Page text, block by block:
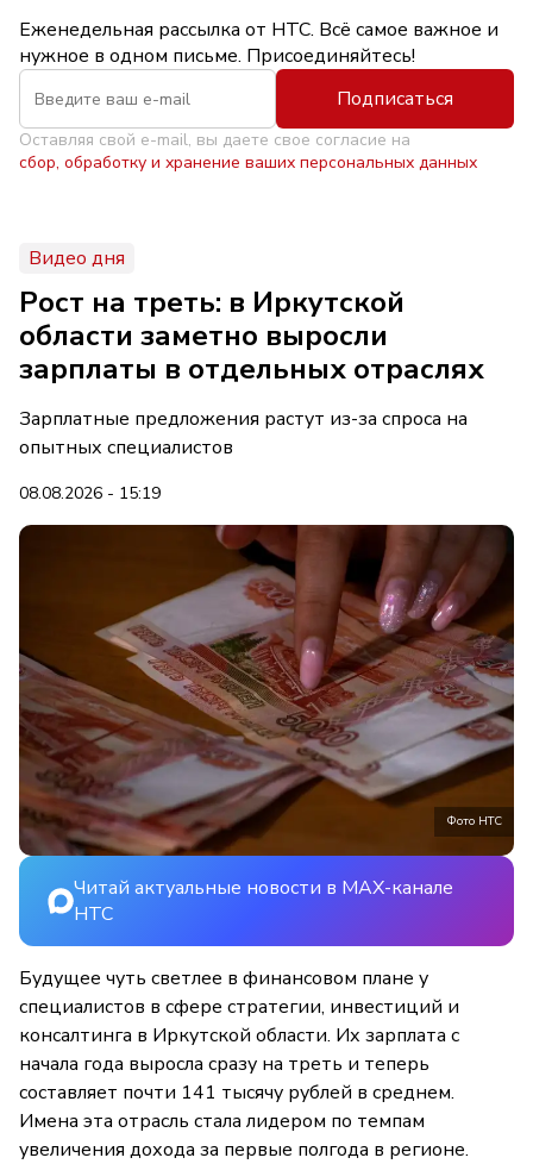
Еженедельная рассылка от НТС. Всё самое важное и
нужное в одном письме. Присоединяйтесь!
Подписаться
Оставляя свой e-mail, вы даете свое согласие на
сбор, обработку и хранение ваших персональных данных
Видео дня
Рост на треть: в Иркутской
области заметно выросли
зарплаты в отдельных отраслях
Зарплатные предложения растут из-за спроса на
опытных специалистов
08.08.2026 - 15:19
Фото НТС
Читай актуальные новости в MAX-канале
НТС
Будущее чуть светлее в финансовом плане у
специалистов в сфере стратегии, инвестиций и
консалтинга в Иркутской области. Их зарплата с
начала года выросла сразу на треть и теперь
составляет почти 141 тысячу рублей в среднем.
Имена эта отрасль стала лидером по темпам
увеличения дохода за первые полгода в регионе.